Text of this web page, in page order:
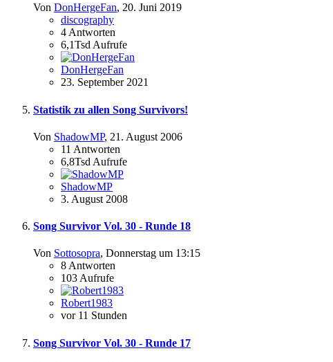
Von DonHergeFan, 20. Juni 2019
discography
4 Antworten
6,1Tsd Aufrufe
DonHergeFan
23. September 2021
Statistik zu allen Song Survivors!
Von ShadowMP, 21. August 2006
11 Antworten
6,8Tsd Aufrufe
ShadowMP
3. August 2008
Song Survivor Vol. 30 - Runde 18
Von Sottosopra, Donnerstag um 13:15
8Antworten
103Aufrufe
Robert1983
vor 11 Stunden
Song Survivor Vol. 30 - Runde 17